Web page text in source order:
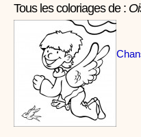
Vidéos Stéphyprod:
Chansons
aventures d'un
Vidéos Stéphyprod:
Tous les coloriages de :